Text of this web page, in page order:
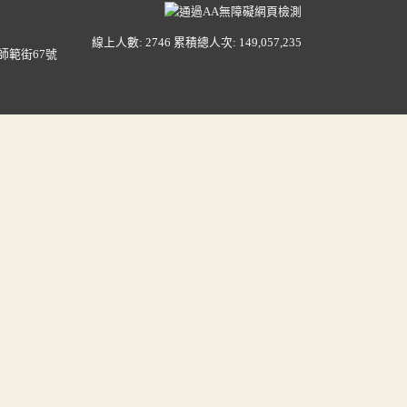
範街67號
線上人數: 2746 累積總人次: 149,057,235